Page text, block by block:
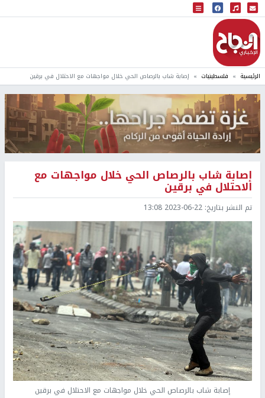
البث المباشر
إذاعة النجاح
الرئيسية فلسطينيات إصابة شاب بالرصاص الحي خلال مواجهات مع الاحتلال في برقين
إصابة شاب بالرصاص الحي خلال مواجهات مع
الاحتلال في برقين
تم النشر بتاريخ: 2023-06-22 13:08
إصابة شاب بالرصاص الحي خلال مواجهات مع الاحتلال في برقين